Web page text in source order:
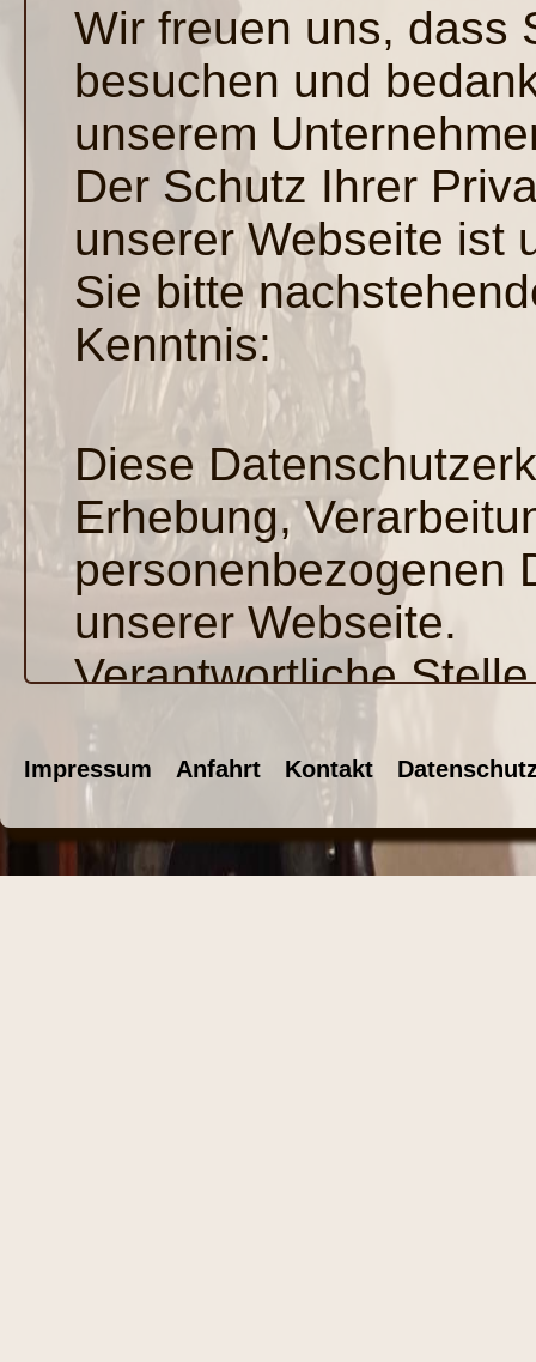
Wir freuen uns, dass
besuchen und
unserem
Der Schutz Ihrer
unserer Webseite ist
Sie bitte
Kenntnis:
Diese
Erhebung,
personenbezogenen
unserer Webseite.
Verantwortliche
ist
Sven Erich Böhme
Impressum Anfahrt Kontakt